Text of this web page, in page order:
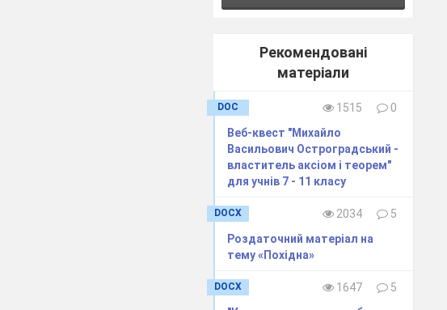
Рекомендовані
матеріали
DOC 1515
0
Веб-квест "Михайло
Васильович Остроградський -
властитель аксіом і теорем"
для учнів 7 - 11 класу
DOCX 2034
5
Роздаточний матеріал на
тему «Похідна»
DOCX 1647
5